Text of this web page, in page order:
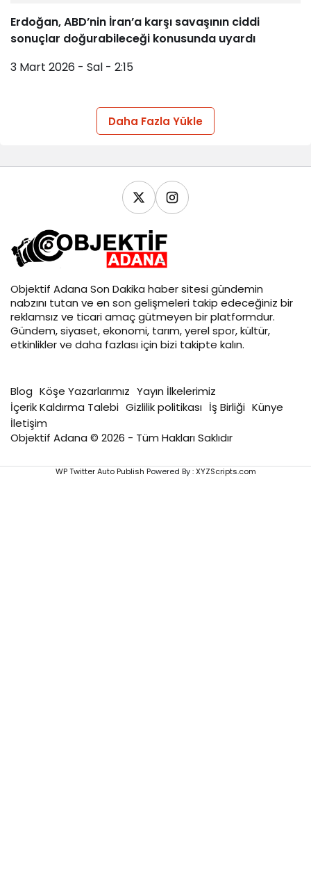
Erdoğan, ABD’nin İran’a karşı savaşının ciddi
sonuçlar doğurabileceği konusunda uyardı
3 Mart 2026 - Sal - 2:15
Daha Fazla Yükle
Objektif Adana Son Dakika haber sitesi gündemin
nabzını tutan ve en son gelişmeleri takip edeceğiniz bir
reklamsız ve ticari amaç gütmeyen bir platformdur.
Gündem, siyaset, ekonomi, tarım, yerel spor, kültür,
etkinlikler ve daha fazlası için bizi takipte kalın.
Blog Köşe Yazarlarımız Yayın İlkelerimiz
İçerik Kaldırma Talebi Gizlilik politikası İş Birliği Künye
İletişim
Objektif Adana © 2026 - Tüm Hakları Saklıdır
WP Twitter Auto Publish Powered By :XYZScripts.com